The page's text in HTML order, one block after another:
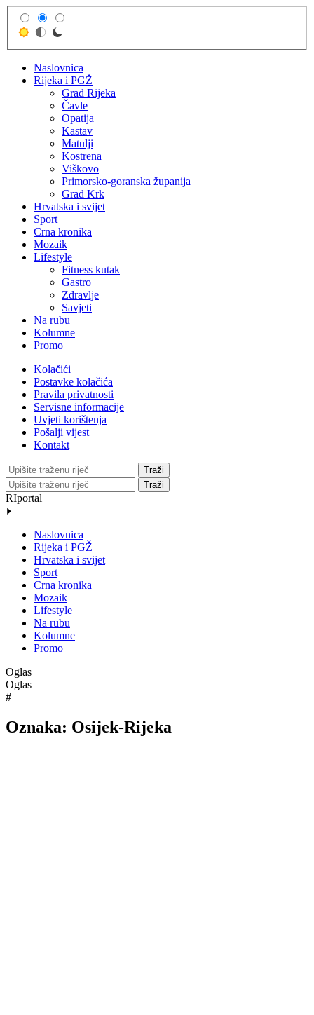
Skip
content
Naslovnica
Rijeka i PGŽ
Grad Rijeka
Čavle
Opatija
Kastav
Matulji
Kostrena
Viškovo
Primorsko-goranska županija
Grad Krk
Hrvatska i svijet
Sport
Crna kronika
Mozaik
Lifestyle
Fitness kutak
Gastro
Zdravlje
Savjeti
Na rubu
Kolumne
Promo
Kolačići
Postavke kolačića
Pravila privatnosti
Servisne informacije
Uvjeti korištenja
Pošalji vijest
Kontakt
Traži
Traži
RIportal
Naslovnica
Rijeka i PGŽ
Hrvatska i svijet
Sport
Crna kronika
Mozaik
Lifestyle
Na rubu
Kolumne
Promo
Oglas
Oglas
#
Oznaka: Osijek-Rijeka